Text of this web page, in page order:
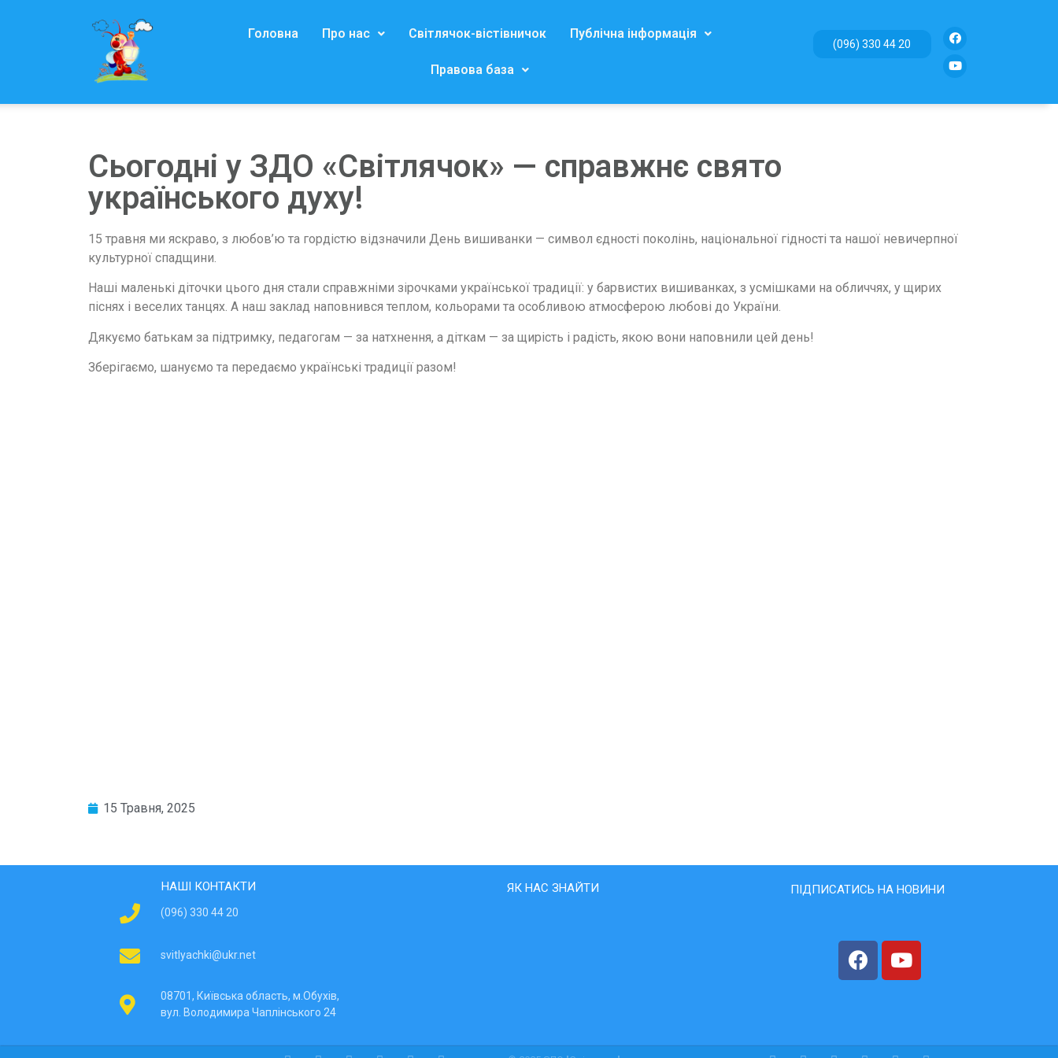
Головна Про нас Світлячок-вістівничок Публічна інформація
Правова база
(096) 330 44 20
Сьогодні у ЗДО «Світлячок» — справжнє свято
українського духу!
15 травня ми яскраво, з любов’ю та гордістю відзначили День вишиванки — символ єдності поколінь, національної гідності та нашої невичерпної
культурної спадщини.
Наші маленькі діточки цього дня стали справжніми зірочками української традиції: у барвистих вишиванках, з усмішками на обличчях, у щирих
піснях і веселих танцях. А наш заклад наповнився теплом, кольорами та особливою атмосферою любові до України.
Дякуємо батькам за підтримку, педагогам — за натхнення, а діткам — за щирість і радість, якою вони наповнили цей день!
Зберігаємо, шануємо та передаємо українські традиції разом!
15 Травня, 2025
НАШІ КОНТАКТИ ЯК НАС ЗНАЙТИ
(096) 330 44 20
svitlyachki@ukr.net
08701, Київська область, м.Обухів,
вул. Володимира Чаплінського 24
ПІДПИСАТИСЬ НА НОВИНИ